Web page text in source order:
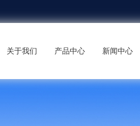
关于我们 产品中心 新闻中心